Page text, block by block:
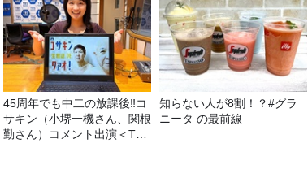
45周年でも中二の放課後‼コ
サキン（小堺一機さん、関根
勤さん）コメント出演＜TBS
知らない人が8割！？#グラ
ニータ の最前線